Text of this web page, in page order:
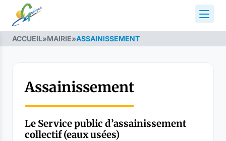
ACCUEIL»MAIRIE»ASSAINISSEMENT
Assainissement
Le Service public d’assainissement
collectif (eaux usées)